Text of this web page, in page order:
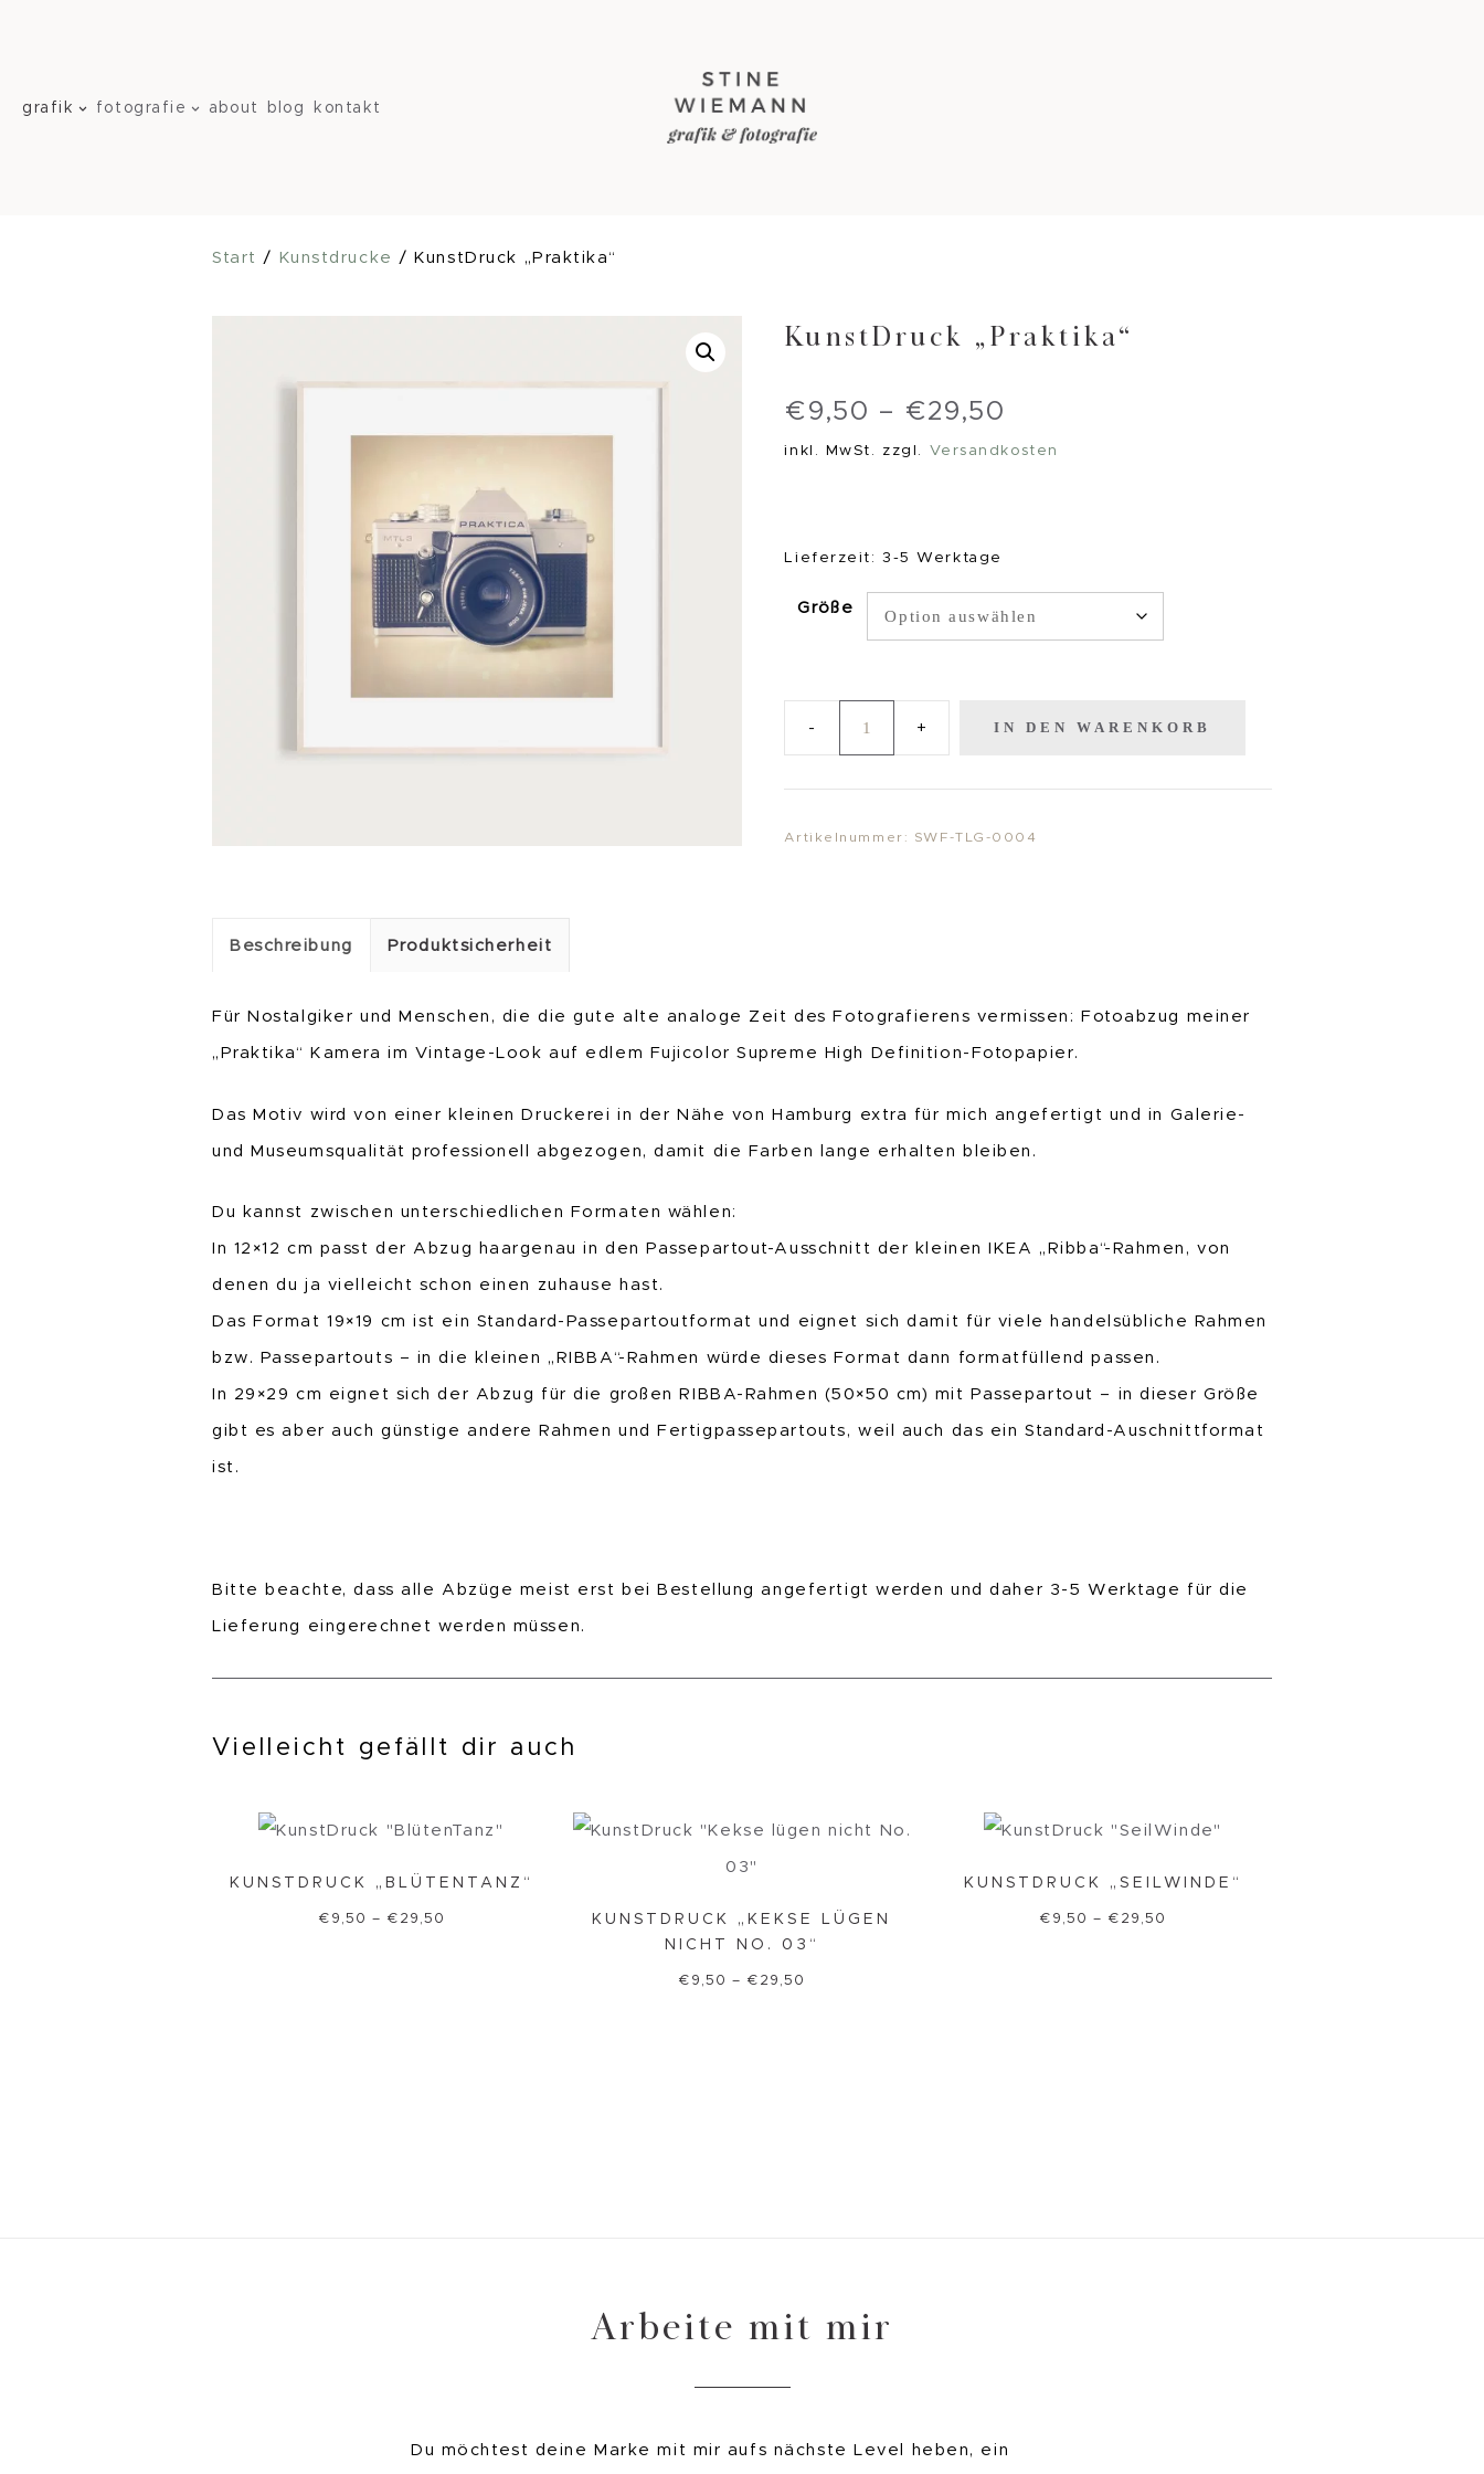
grafik fotografie about blog kontakt
Start / Kunstdrucke / KunstDruck „Praktika“
KunstDruck „Praktika“
€ 9,50 – €29,50
inkl. MwSt. zzgl. Versandkosten
Lieferzeit:3-5 Werktage
Größe
IN DEN WARENKORB
Artikelnummer: SWF-TLG-0004
Beschreibung Produktsicherheit
Für Nostalgiker und Menschen, die die gute alte analoge Zeit des Fotografierens vermissen: Fotoabzug meiner
„Praktika“ Kamera im Vintage-Look auf edlem Fujicolor Supreme High Definition-Fotopapier.
Das Motiv wird von einer kleinen Druckerei in der Nähe von Hamburg extra für mich angefertigt und in Galerie-
und Museumsqualität professionell abgezogen, damit die Farben lange erhalten bleiben.
Du kannst zwischen unterschiedlichen Formaten wählen:
In 12×12 cm passt der Abzug haargenau in den Passepartout-Ausschnitt der kleinen IKEA „Ribba“-Rahmen, von
denen du ja vielleicht schon einen zuhause hast.
Das Format 19×19 cm ist ein Standard-Passepartoutformat und eignet sich damit für viele handelsübliche Rahmen
bzw. Passepartouts – in die kleinen „RIBBA“-Rahmen würde dieses Format dann formatfüllend passen.
In 29×29 cm eignet sich der Abzug für die großen RIBBA-Rahmen (50×50 cm) mit Passepartout – in dieser Größe
gibt es aber auch günstige andere Rahmen und Fertigpassepartouts, weil auch das ein Standard-Auschnittformat
ist.
Bitte beachte, dass alle Abzüge meist erst bei Bestellung angefertigt werden und daher 3-5 Werktage für die
Lieferung eingerechnet werden müssen.
Vielleicht gefällt dir auch
KUNSTDRUCK „BLÜTENTANZ“
€ 9,50 – € 29,50
KUNSTDRUCK „KEKSE LÜGEN
NICHT NO. 03“
€ 9,50 – € 29,50
KUNSTDRUCK „SEILWINDE“
€ 9,50 – € 29,50
Arbeite mit mir
Du möchtest deine Marke mit mir aufs nächste Level heben, ein